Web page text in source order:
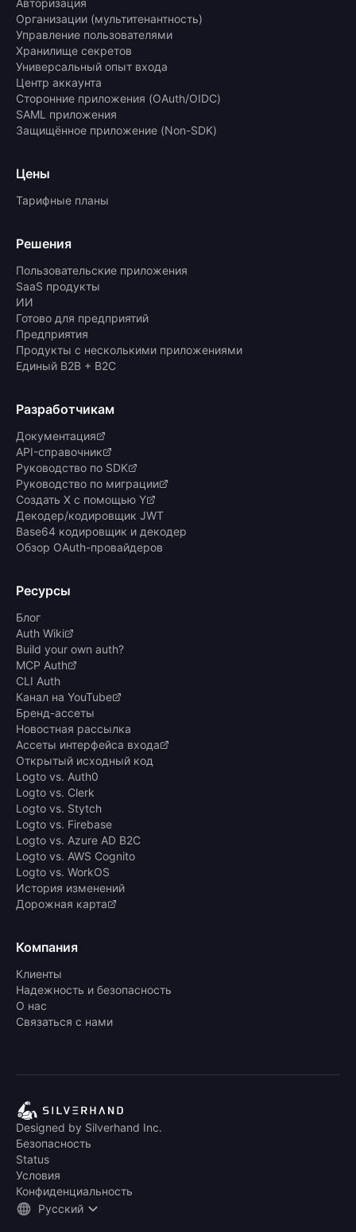
Авторизация
Организации (мультитенантность)
Управление пользователями
Хранилище секретов
Универсальный опыт входа
Центр аккаунта
Сторонние приложения (OAuth/OIDC)
SAML приложения
Защищённое приложение (Non-SDK)
Цены
Тарифные планы
Решения
Пользовательские приложения
SaaS продукты
ИИ
Готово для предприятий
Предприятия
Продукты с несколькими приложениями
Единый B2B + B2C
Разработчикам
Документация
API-справочник
Руководство по SDK
Руководство по миграции
Создать X с помощью Y
Декодер/кодировщик JWT
Base64 кодировщик и декодер
Обзор OAuth-провайдеров
Ресурсы
Блог
Auth Wiki
Build your own auth?
MCP Auth
CLI Auth
Канал на YouTube
Бренд-ассеты
Новостная рассылка
Ассеты интерфейса входа
Открытый исходный код
Logto vs. Auth0
Logto vs. Clerk
Logto vs. Stytch
Logto vs. Firebase
Logto vs. Azure AD B2C
Logto vs. AWS Cognito
Logto vs. WorkOS
История изменений
Дорожная карта
Компания
Клиенты
Надежность и безопасность
О нас
Связаться с нами
Designed by Silverhand Inc.
Безопасность
Status
Условия
Конфиденциальность
Русский